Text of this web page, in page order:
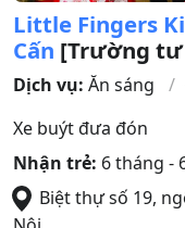
Little Fingers
Cấn [Trường
Dịch vụ: Ăn sáng
Xe buýt đưa đón
Nhận trẻ: 6 tháng -
Biệt thự số 19,